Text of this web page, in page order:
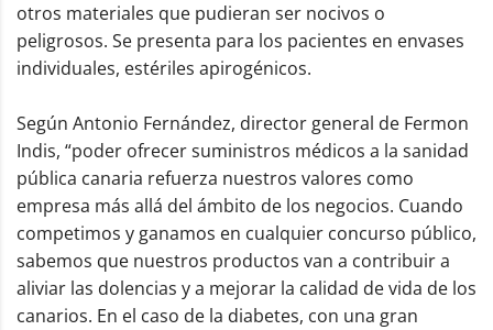
otros materiales que pudieran ser nocivos o
peligrosos. Se presenta para los pacientes en envases
individuales, estériles apirogénicos.
Según Antonio Fernández, director general de Fermon
Indis, “poder ofrecer suministros médicos a la sanidad
pública canaria refuerza nuestros valores como
empresa más allá del ámbito de los negocios. Cuando
competimos y ganamos en cualquier concurso público,
sabemos que nuestros productos van a contribuir a
aliviar las dolencias y a mejorar la calidad de vida de los
canarios. En el caso de la diabetes, con una gran